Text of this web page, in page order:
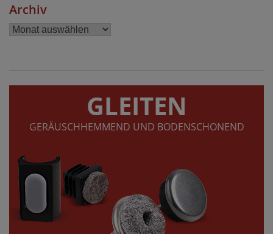
Archiv
Archiv
GLEITEN
GERÄUSCHHEMMEND UND BODENSCHONEND